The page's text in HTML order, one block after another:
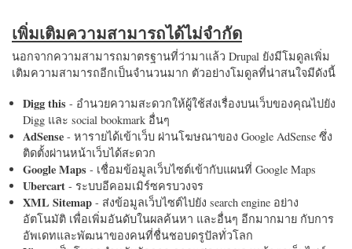
เพิ่มเติมความสามารถได้ไม่จำกัด
นอกจากความสามารถมาตรฐานที่ว่ามาแล้ว Drupal ยังมีโมดูลเพิ่ม
เติมความสามารถอีกเป็นจำนวนมาก ตัวอย่างโมดูลที่น่าสนใจมีดังนี้
Digg this - อำนวยความสะดวกให้ผู้ใช้ส่งเรื่องบนเว็บของคุณไปยัง
Digg และ social bookmark อื่นๆ
AdSense - หารายได้เข้าเว็บ ผ่านโฆษณาของ Google AdSense ซึ่ง
ติดตั้งผ่านหน้าเว็บได้สะดวก
Google Maps - เชื่อมข้อมูลเว็บไซต์เข้ากับแผนที่ Google Maps
Ubercart - ระบบอีคอมเมิร์ซครบวงจร
XML Sitemap - ส่งข้อมูลเว็บไซต์ไปยัง search engine อย่าง
อัตโนมัติ เพื่อเพิ่มอันดับในผลค้นหา และอื่นๆ อีกมากมาย กับการ
อัพเดทและพัฒนาของคนที่ชื่นชอบดรูปัลทั่วโลก